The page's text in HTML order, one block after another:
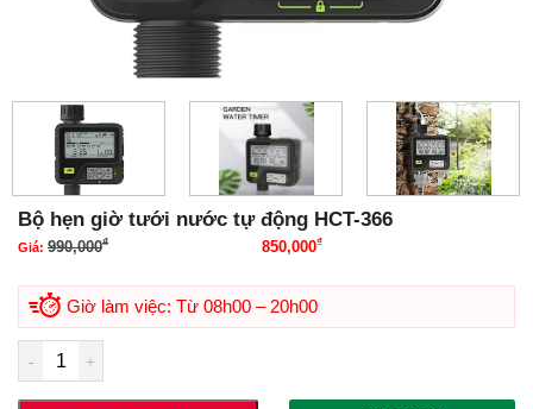
Bộ hẹn giờ tưới nước tự động HCT-366
Giá: 990,000₫ 850,000₫Giá hiện tại là: 850,000₫.
Giờ làm việc: Từ 08h00 – 20h00